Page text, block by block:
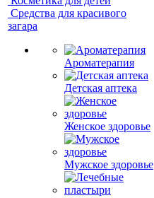
Средства для красивого
загара
Ароматерапия
Детская аптека
Женское здоровье
Мужское здоровье